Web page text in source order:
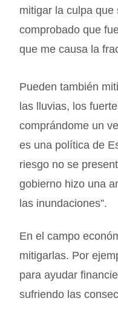
mitigar la culpa
comprobado que
que me causa la
Pueden también
las lluvias, los
comprándome un
es una política de
riesgo no se
gobierno hizo una
las inundaciones”.
En el campo
mitigarlas. Por
para ayudar
sufriendo las